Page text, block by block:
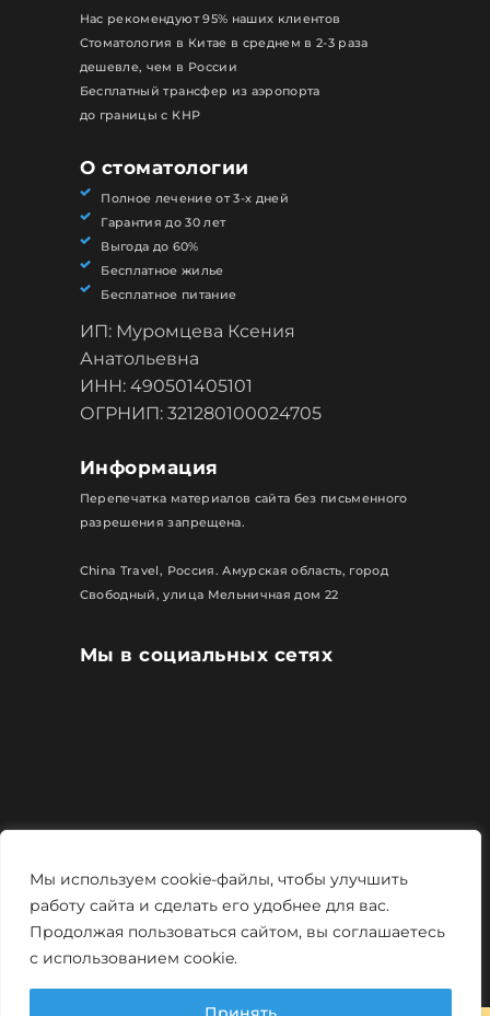
Мы используем cookie-файлы, чтобы улучшить
работу сайта и сделать его удобнее для вас.
Продолжая пользоваться сайтом, вы соглашаетесь
с использованием cookie.
Мы в социальных сетях
Нас рекомендуют 95% наших клиентов
Стоматология в Китае в среднем в 2-3 раза
дешевле, чем в России
Бесплатный трансфер из аэропорта
до границы с КНР
О стоматологии
Полное лечение от 3-х дней
Гарантия до 30 лет
Выгода до 60%
Бесплатное жилье
Бесплатное питание
ИП: Муромцева Ксения
Анатольевна
ИНН: 490501405101
ОГРНИП: 321280100024705
Информация
Перепечатка материалов сайта без письменного
разрешения запрещена.
China Travel, Россия. Амурская область, город
Свободный, улица Мельничная дом 22
Политика конфиденциальности
Мощно и креативно отMonstro-studio